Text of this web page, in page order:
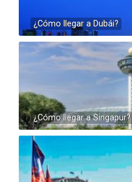
¿Cómo llegar a Dubái?
¿Cómo llegar a Singapur?